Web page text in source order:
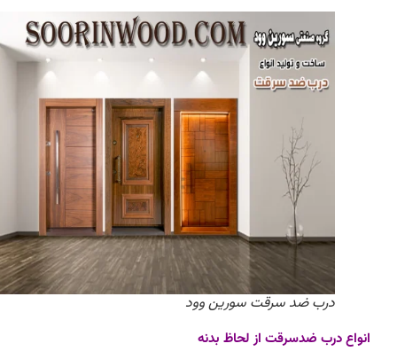
درب ضد سرقت سورین وود
انواع درب ضدسرقت از لحاظ بدنه